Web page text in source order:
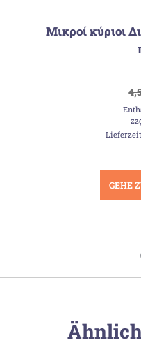
Μικροί κύριοι
GEHE